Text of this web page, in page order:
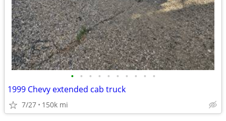
• • • • • • • • • •
1999 Chevy extended cab truck
7/27 150k mi